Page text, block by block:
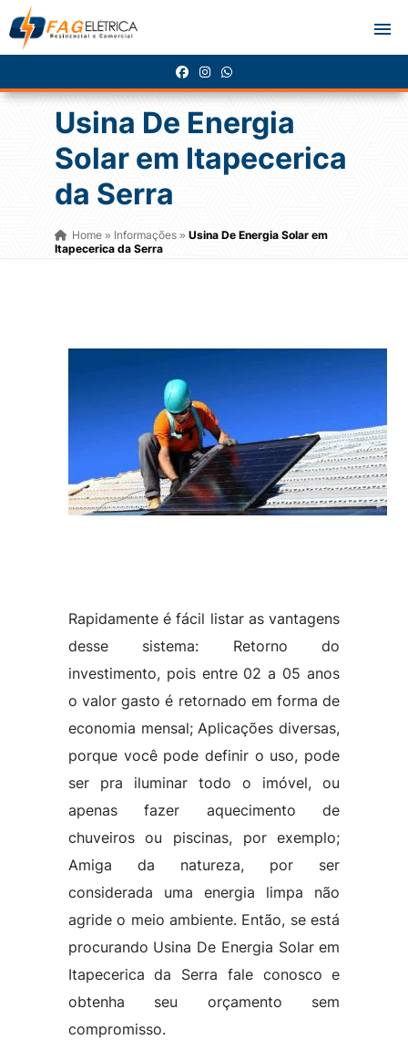
Usina De Energia
Solar em Itapecerica
da Serra
Home» Informações » Usina De Energia Solar em
Itapecerica da Serra
Rapidamente é fácil listar as vantagens
desse sistema: Retorno do
investimento, pois entre 02 a 05 anos
o valor gasto é retornado em forma de
economia mensal; Aplicações diversas,
porque você pode definir o uso, pode
ser pra iluminar todo o imóvel, ou
apenas fazer aquecimento de
chuveiros ou piscinas, por exemplo;
Amiga da natureza, por ser
considerada uma energia limpa não
agride o meio ambiente. Então, se está
procurando Usina De Energia Solar em
Itapecerica da Serra fale conosco e
obtenha seu orçamento sem
compromisso.